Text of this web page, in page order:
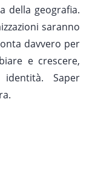
della geografia.
saranno
davvero per
e crescere,
Saper